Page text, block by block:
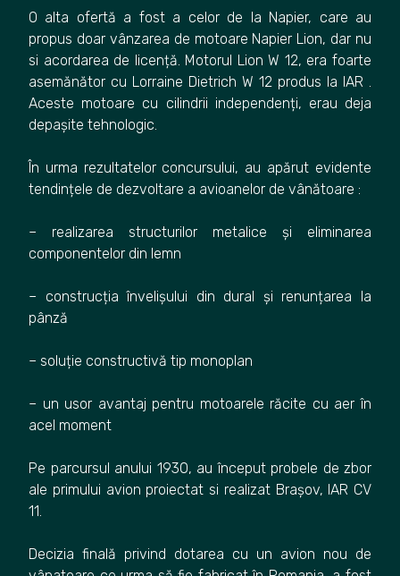
O alta ofertă a fost a celor de la Napier, care au
propus doar vânzarea de motoare Napier Lion, dar nu
si acordarea de licență. Motorul Lion W 12, era foarte
asemănător cu Lorraine Dietrich W 12 produs la IAR .
Aceste motoare cu cilindrii independenți, erau deja
depașite tehnologic.
În urma rezultatelor concursului, au apărut evidente
tendințele de dezvoltare a avioanelor de vânătoare :
– realizarea structurilor metalice și eliminarea
componentelor din lemn
– construcția învelișului din dural și renunțarea la
pânză
– soluție constructivă tip monoplan
– un usor avantaj pentru motoarele răcite cu aer în
acel moment
Pe parcursul anului 1930, au început probele de zbor
ale primului avion proiectat si realizat Brașov, IAR CV
11.
Decizia finală privind dotarea cu un avion nou de